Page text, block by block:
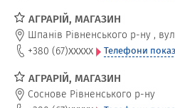
АГРАРІЙ, МАГАЗИН
Шпанів Рівненського р-ну ,
+380 (67)xxxxx Телефони
АГРАРІЙ, МАГАЗИН
Соснове Рівненського р-ну